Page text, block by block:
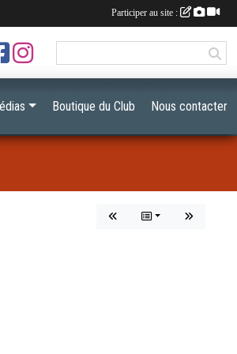
Boutique du Club Nous contacter
Participer au site :